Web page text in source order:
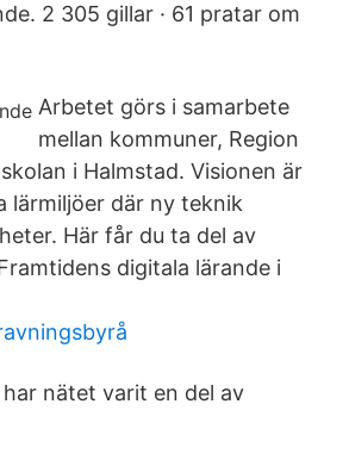
2 305 gillar · 61 pratar om
Arbetet görs i samarbete
mellan kommuner, Region
i Halmstad. Visionen är
lärmiljöer där ny teknik
Här får du ta del av
digitala lärande i
nätet varit en del av